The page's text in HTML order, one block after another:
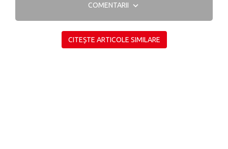
COMENTARII
CITEȘTE ARTICOLE SIMILARE